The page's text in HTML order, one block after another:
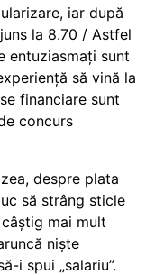
iar după
la 8.70 / Astfel
entuziasmați sunt
să vină la
financiare sunt
concurs
despre plata
să strâng sticle
mai mult
niște
i spui „salariu”.